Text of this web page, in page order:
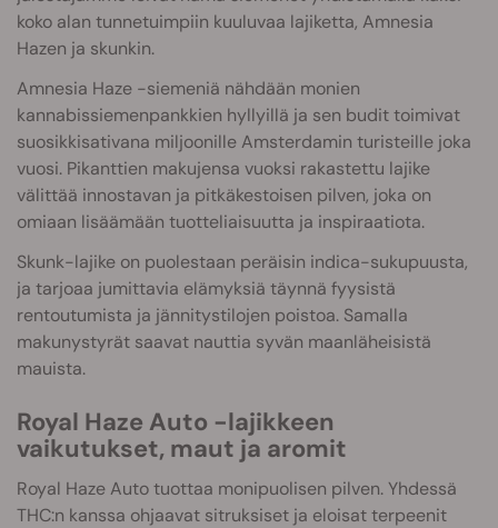
koko alan tunnetuimpiin kuuluvaa lajiketta, Amnesia
Hazen ja skunkin.
Amnesia Haze -siemeniä nähdään monien
kannabissiemenpankkien hyllyillä ja sen budit toimivat
suosikkisativana miljoonille Amsterdamin turisteille joka
vuosi. Pikanttien makujensa vuoksi rakastettu lajike
välittää innostavan ja pitkäkestoisen pilven, joka on
omiaan lisäämään tuotteliaisuutta ja inspiraatiota.
Skunk-lajike on puolestaan peräisin indica-sukupuusta,
ja tarjoaa jumittavia elämyksiä täynnä fyysistä
rentoutumista ja jännitystilojen poistoa. Samalla
makunystyrät saavat nauttia syvän maanläheisistä
mauista.
Royal Haze Auto -lajikkeen
vaikutukset, maut ja aromit
Royal Haze Auto tuottaa monipuolisen pilven. Yhdessä
THC:n kanssa ohjaavat sitruksiset ja eloisat terpeenit